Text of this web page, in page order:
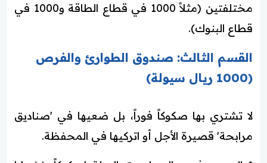
مختلفتين (مثلاً 1000 في قطاع الطاقة و1000 في
قطاع البنوك).
القسم الثالث: صندوق الطوارئ والفرص
(1000 ريال سيولة)
لا تشتري بها صكوكاً فوراً، بل ضعيها في 'صناديق
مرابحة' قصيرة الأجل أو اتركيها في المحفظة.